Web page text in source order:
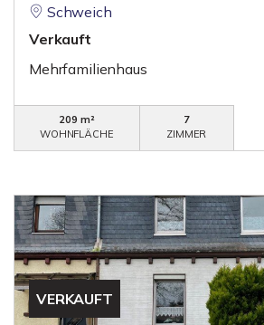
Schweich
Verkauft
Mehrfamilienhaus
209 m²
WOHNFLÄCHE
7
ZIMMER
VERKAUFT